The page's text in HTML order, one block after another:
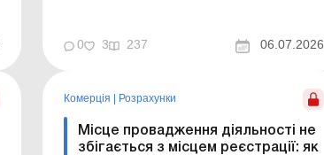
Агро № 27 від 7 липня 2026 року Місце, де
0 3 237 06.07.2026
Комерція | Розрахунки
Місце провадження діяльності не
збігається з місцем реєстрації: як